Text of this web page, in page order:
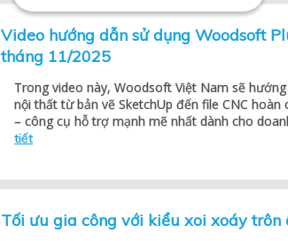
Video hướng dẫn sử dụng Woodsoft
tháng 11/2025
Trong video này, Woodsoft Việt Nam sẽ
nội thất từ bản vẽ SketchUp đến file CNC
– công cụ hỗ trợ mạnh mẽ nhất dành cho
tiết
Tối ưu gia công với kiểu xoi xoáy trôn